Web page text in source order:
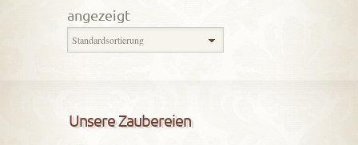
angezeigt
Unsere Zaubereien